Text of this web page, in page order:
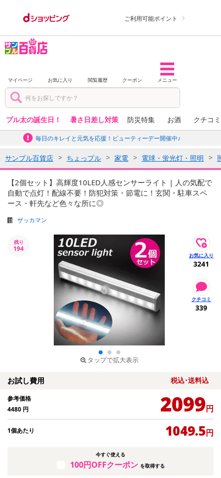
ご利用可能ポイント
マイページ お気に入り 閲覧履歴 クーポン メニュー
プル太の誕生日！ 暑さ日差し対策 防災特集 お酒 クチコ
毎日のキレイと元気を応援！ビューティーデー開催中♪
サンプル百貨店 ちょっプル 家電 電球・蛍光灯・照明
【2個セット】高輝度10LED人感センサーライト | 人の気配で
自動で点灯！配線不要！防犯対策・節電に！玄関・駐車スペ
ース・軒先など色々な所に◎
ザッカマン
残り
194
タップで拡大表示
3241
339
お試し費用 税込･送料込
参考価格
4480 円 2099円
1個あたり 1049.5円
今すぐ使える
100円OFFクーポン を取得する